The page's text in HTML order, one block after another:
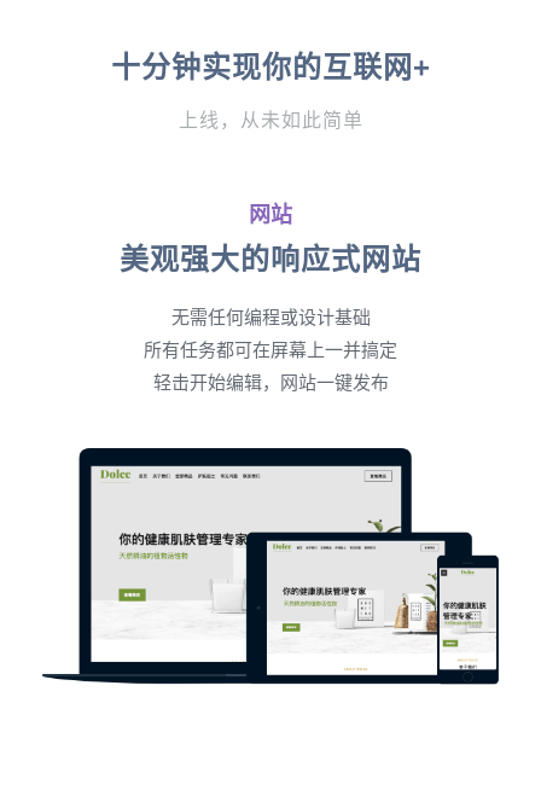
十分钟实现你的互联网+
上线，从未如此简单
网站
美观强大的响应式网站
无需任何编程或设计基础
所有任务都可在屏幕上一并搞定
轻击开始编辑，网站一键发布